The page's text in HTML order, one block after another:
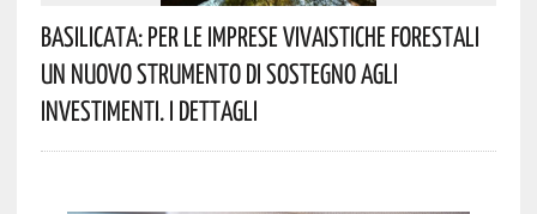
Basilicata: Per Le Imprese Vivaistiche Forestali
Un Nuovo Strumento Di Sostegno Agli
Investimenti. I Dettagli